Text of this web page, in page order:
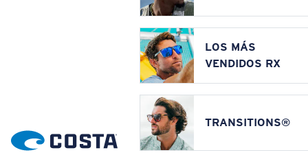
LOS MÁS
VENDIDOS RX
TRANSITIONS®